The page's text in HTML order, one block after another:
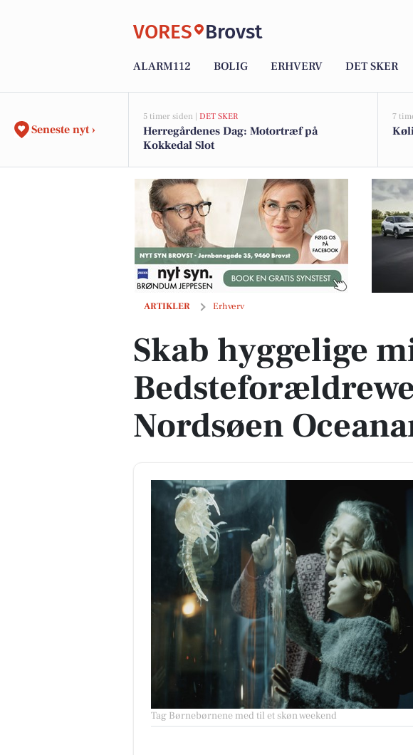
VORES Brovst
ALARM112 BOLIG ERHVERV DET SKER
Seneste nyt ›
5 timer siden | DET SKER
Herregårdenes Dag: Motortræf på
Kokkedal Slot
7
ARTIKLER Erhverv
Skab hyggelige minder til Bedsteforældreweekend på
Skab hyggelige
Nordsøen
Tag Børnebørnene med til et skøn weekend